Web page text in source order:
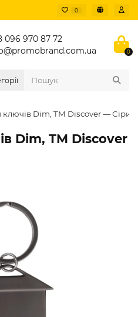
0
096 970 87 72
0
Dim, TM Discover — Сірий
Dim, TM Discover